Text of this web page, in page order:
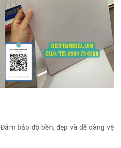
Đảm bảo độ bền, đẹp và dễ dàng vệ